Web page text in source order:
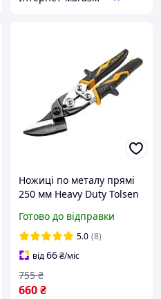
Ножиці по металу прямі
250 мм Heavy Duty Tolsen
Готово до відправки
5.0 (8)
від66₴/міс
660₴
755 ₴